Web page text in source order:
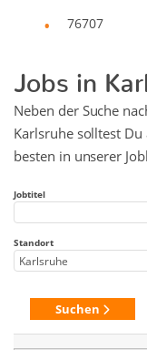
76707
Jobs in
Neben der Suche
Karlsruhe solltest
besten in unserer
Jobtitel
Standort
Suchen